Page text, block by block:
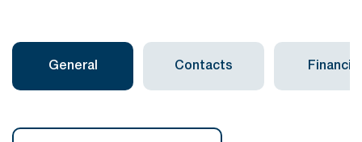
General Contacts Financial